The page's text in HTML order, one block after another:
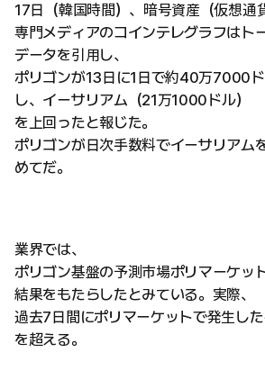
17日（韓国時間）、暗号資産（仮想通
専門メディアのコインテレグラフはト
データを引用し、
ポリゴンが13日に1日で約40万7000
し、イーサリアム（21万1000ドル）
を上回ったと報じた。
ポリゴンが日次手数料でイーサリアム
めてだ。
業界では、
ポリゴン基盤の予測市場ポリマーケッ
結果をもたらしたとみている。実際、
過去7日間にポリマーケットで発生し
を超える。